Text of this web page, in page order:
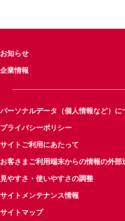
お知らせ
企業情報
パーソナルデータ（個人情報など）に
プライバシーポリシー
サイトご利用にあたって
お客さまご利用端末からの情報の外部
見やすさ・使いやすさの調整
サイトメンテナンス情報
サイトマップ